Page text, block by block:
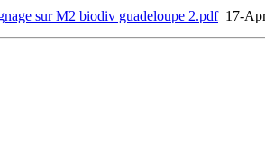
sur M2 biodiv guadeloupe 2.pdf 17-